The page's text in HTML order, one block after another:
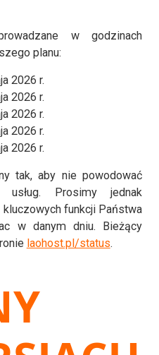
w godzinach
planu:
2026 r.
2026 r.
2026 r.
2026 r.
2026 r.
tak, aby nie powodować
Prosimy jednak
funkcji Państwa
w danym dniu. Bieżący
laohost.pl/status.